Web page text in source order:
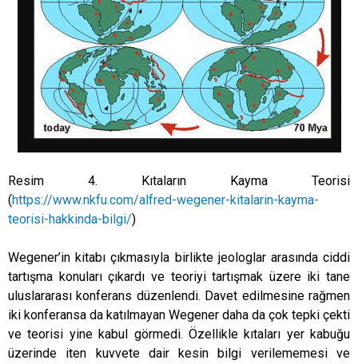
Resim 4. Kıtaların Kayma Teorisi
(https://www.nkfu.com/alfred-wegener-kitalarin-kayma-
teorisi-hakkinda-bilgi/)
Wegener’in kitabı çıkmasıyla birlikte jeologlar arasında ciddi
tartışma konuları çıkardı ve teoriyi tartışmak üzere iki tane
uluslararası konferans düzenlendi. Davet edilmesine rağmen
iki konferansa da katılmayan Wegener daha da çok tepki çekti
ve teorisi yine kabul görmedi. Özellikle kıtaları yer kabuğu
üzerinde iten kuvvete dair kesin bilgi verilememesi ve